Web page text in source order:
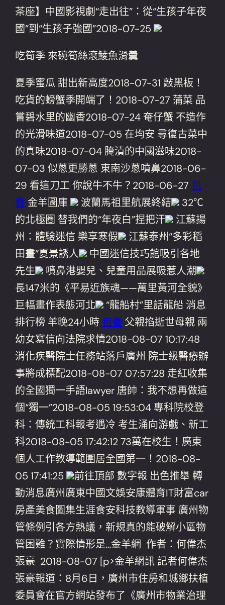
茶座】中國影視劇“走出往”：從“生孩子年夜
國”到“生孩子強國”2018-07-25
吃筍季 來碗筍絲滾鯪魚滑羹
夏季蜜瓜 甜出新高度2018-07-31 敲黑板！
吃貨的螃蟹季開端了！2018-07-27 蒲菜 品
嘗碧水里的幽香2018-07-24 奄仔蟹 不造作
的光滑味道2018-07-05 在均安 尋復古菜中
的真味2018-07-04 腌漬的中國滋味2018-
07-03 似蔥更勝蔥 東南沙蔥噴鼻2018-06-
29 看這刀工 你說牛不牛？2018-06-27 包
養 金羊圖庫 波蘭馬祖里航展終結
32℃
的北極圈 替我們的“年夜白”捏把汗
江蘇揚
州：體驗迷信 樂享寒假
江蘇泰州“多彩稻
田畫”夏景誘人
中國迷信技巧館吸引各地
先生
噴鼻港嬰兒、兒童用品展吸惹人潮
長147米的《平易近族魂——萬里黃河全貌》
巨幅畫作表態河北
“龍船村”里話龍船 消息
排行榜 羊晚24小時 包養 父親掐逝世母親 兩
幼女寫信向法院求情2018-08-07 10:17:48
消化疾醫院士任務站落戶廣州 院士級醫療辦
事將成標配2018-08-07 07:57:28 走紅收集
的全國獨一手語lawyer 唐帥：我不想再做這
個“獨一”2018-08-05 19:53:04 專科院校登
科：傳統工科報考遇冷 考生涌向游戲、新工
科2018-08-05 17:42:12 73萬在校生！廣東
個人工作教導範圍居全國第一！2018-08-
05 17:41:25
前往頂部 數字報 出色推舉 轉
動消息廣州廣東中國文娛安康體育IT財富car
房產美食圖集生涯食安科技教導軍事 廣州物
管條例引各方熱議，新規真的能破解小區物
管困難？實際情形是…金羊網 作者：何偉杰
張豪 2018-08-07 [p>金羊網訊 記者何偉杰
張豪報道：8月6日，廣州市住房和城鄉扶植
委員會在官方網站發布了《廣州市物業治理